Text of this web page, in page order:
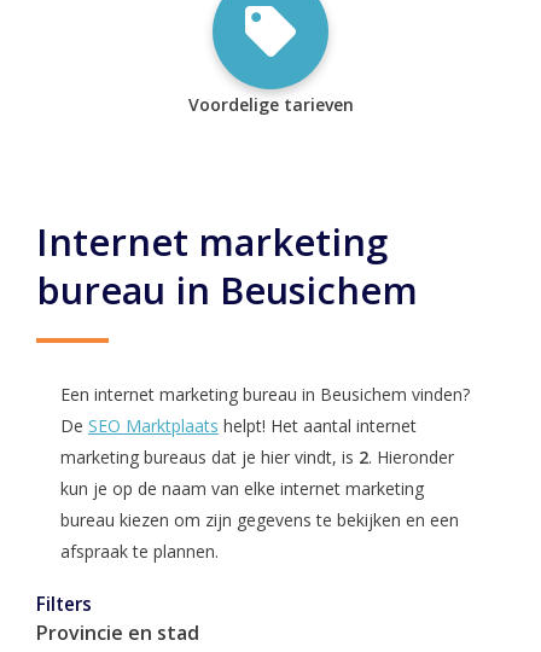
Voordelige tarieven
Internet marketing
bureau in Beusichem
Een internet marketing bureau in Beusichem vinden?
De SEO Marktplaats helpt! Het aantal internet
marketing bureaus dat je hier vindt, is 2. Hieronder
kun je op de naam van elke internet marketing
bureau kiezen om zijn gegevens te bekijken en een
afspraak te plannen.
Filters
Provincie en stad